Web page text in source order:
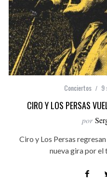
Conciertos 9
CIRO Y LOS PERSAS
por
Ciro y Los Persas
nueva gira por